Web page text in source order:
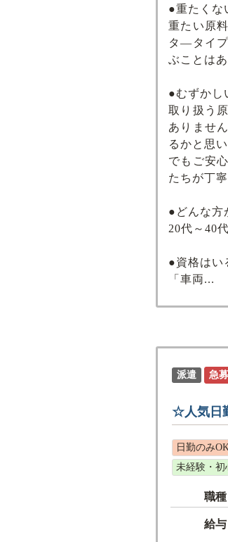
●重たくな
重たい原
タ―タイ
ぶことは
●むずかし
取り扱う
ありませ
るかと思い
でもご安
たちが丁
●どんな方
20代～40
●資格はい
「車両...
派遣 急募
☆人気日
日勤のみ
未経験・初
職種
給与